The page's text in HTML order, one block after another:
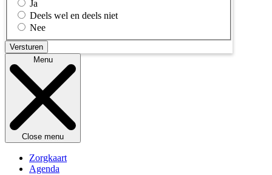
Ja
Deels wel en deels niet
Nee
Menu
Close menu
Zorgkaart
Agenda